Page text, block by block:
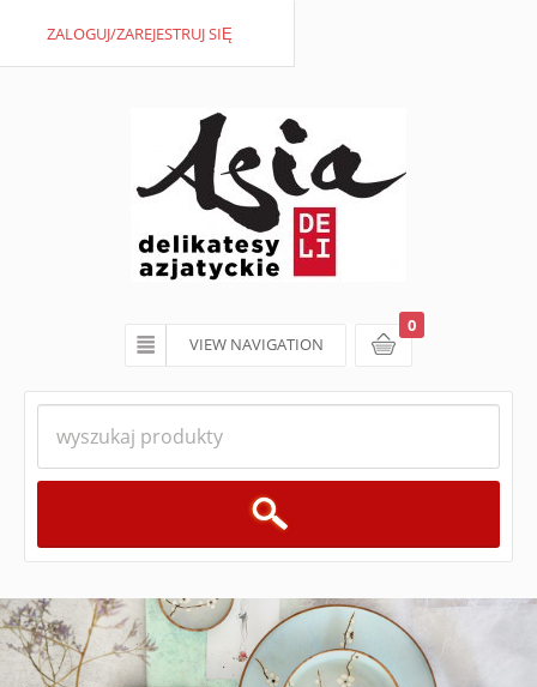
VIEW NAVIGATION
ZALOGUJ/ZAREJESTRUJ SIĘ
koszyk
0